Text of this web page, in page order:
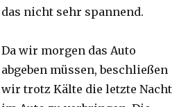
das nicht sehr spannend.
Da wir morgen das Auto
abgeben müssen, beschließen
wir trotz Kälte die letzte Nacht